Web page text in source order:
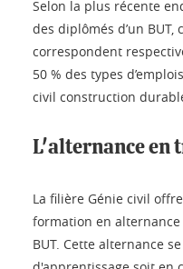
Selon la plus récente
des diplômés d’un
correspondent
50 % des types
civil construction
L'alternance en
La filière Génie civil
formation en
BUT. Cette alternance